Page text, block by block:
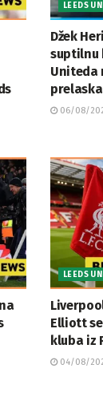
LEEDS
Džek
suptilnu
Uniteda
prelaska
06/08/
LEEDS
Elliott
kluba iz
04/08/